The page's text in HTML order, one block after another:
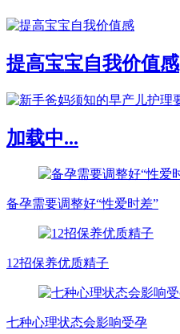
提高宝宝自我价值感
加载中...
备孕需要调整好“性爱时差”
12招保养优质精子
七种心理状态会影响受孕